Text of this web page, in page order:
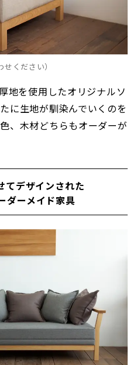
ください）
地を使用したオリジナルソ
に生地が馴染んでいくのを
、木材どちらもオーダーが
てデザインされた
ーメイド家具